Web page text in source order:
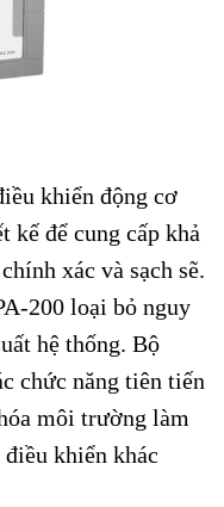
khiển động cơ
kế để cung cấp khả
xác và sạch sẽ.
200 loại bỏ nguy
hệ thống. Bộ
chức năng tiên tiến
môi trường làm
khiển khác